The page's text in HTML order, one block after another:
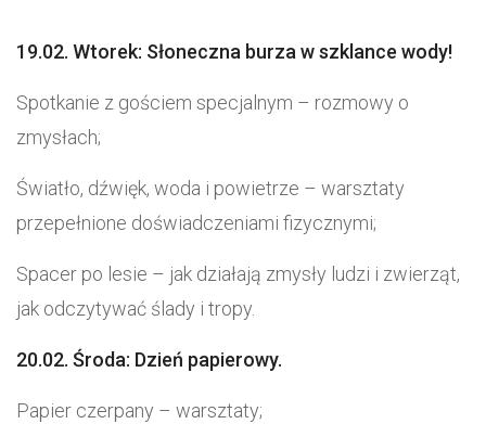
19.02. Wtorek: ­Słoneczna burza w szklance wody!
Spotkanie z gościem specjalnym – rozmowy o
zmysłach;
Światło, dźwięk, woda i powietrze – warsztaty
przepełnione doświadczeniami fizycznymi;
Spacer po lesie – jak działają zmysły ludzi i zwierząt,
jak odczytywać ślady i tropy.
20.02. Środa: Dzień papierowy.
Papier czerpany – warsztaty;